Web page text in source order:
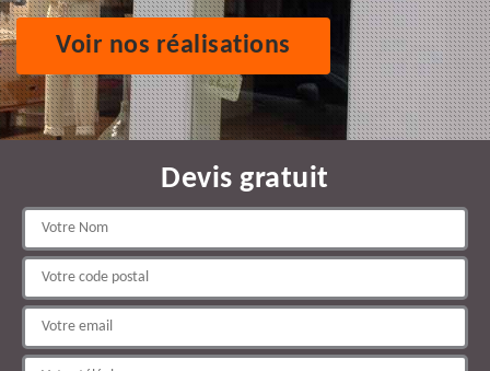
Voir nos réalisations
Devis gratuit